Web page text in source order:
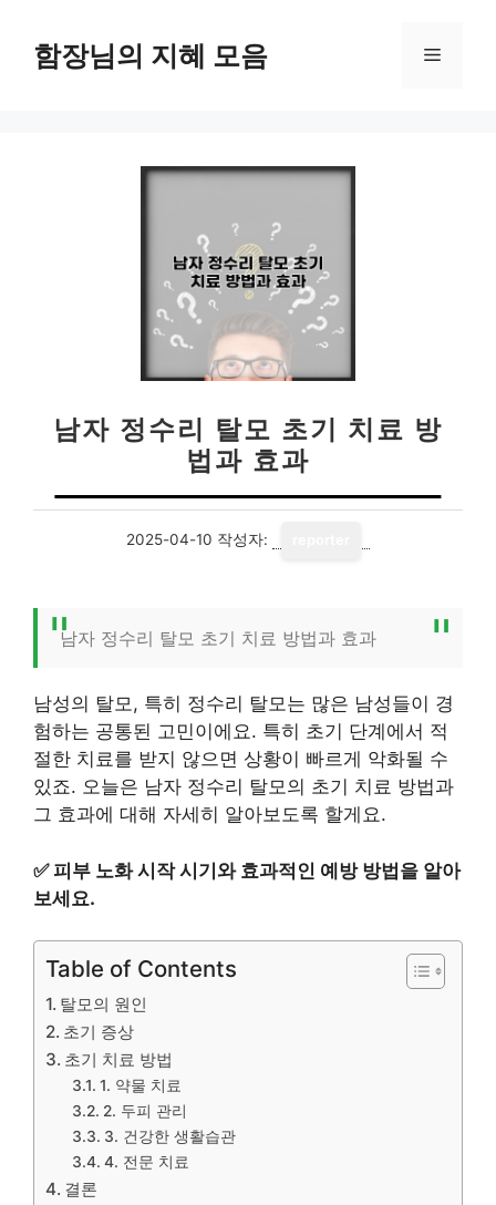
함장님의 지혜 모음 메
남자 정수리 탈모 초기 치료 방
법과 효과
2025-04-10 작성자:
남자 정수리 탈모 초기 치료 방법과 효과
남성의 탈모, 특히 정수리 탈모는 많은 남성들이 경
험하는 공통된 고민이에요. 특히 초기 단계에서 적
절한 치료를 받지 않으면 상황이 빠르게 악화될 수
있죠. 오늘은 남자 정수리 탈모의 초기 치료 방법과
그 효과에 대해 자세히 알아보도록 할게요.
✅ 피부 노화 시작 시기와 효과적인 예방 방법을 알아
보세요.
Table of Contents
탈모의 원인
초기 증상
초기 치료 방법
1. 약물 치료
2. 두피 관리
3. 건강한 생활습관
4. 전문 치료
결론